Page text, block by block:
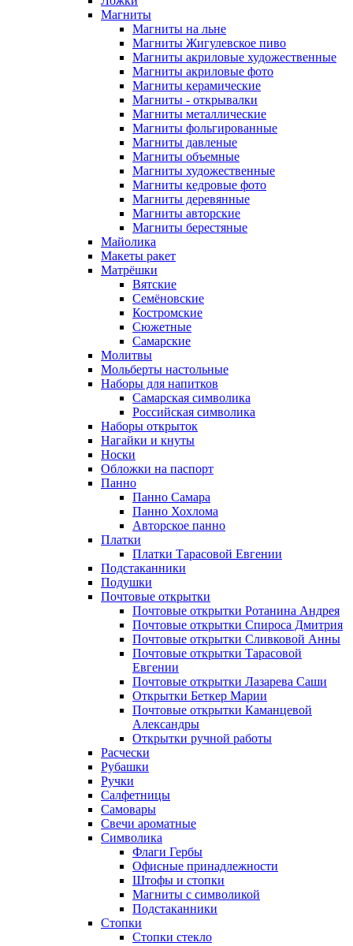
Магниты
Магниты на льне
Магниты Жигулевское пиво
Магниты акриловые художественные
Магниты акриловые фото
Магниты керамические
Магниты - открывалки
Магниты металлические
Магниты фольгированные
Магниты давленые
Магниты объемные
Магниты художественные
Магниты кедровые фото
Магниты деревянные
Магниты авторские
Магниты берестяные
Майолика
Макеты ракет
Матрёшки
Вятские
Семёновские
Костромские
Сюжетные
Самарские
Молитвы
Мольберты настольные
Наборы для напитков
Самарская символика
Российская символика
Наборы открыток
Нагайки и кнуты
Носки
Обложки на паспорт
Панно
Панно Самара
Панно Хохлома
Авторское панно
Платки
Платки Тарасовой Евгении
Подстаканники
Подушки
Почтовые открытки
Почтовые открытки Ротанина Андрея
Почтовые открытки Спироса Дмитрия
Почтовые открытки Сливковой Анны
Почтовые открытки Тарасовой
Евгении
Почтовые открытки Лазарева Саши
Открытки Беткер Марии
Почтовые открытки Каманцевой
Александры
Открытки ручной работы
Расчески
Рубашки
Ручки
Салфетницы
Самовары
Свечи ароматные
Символика
Флаги Гербы
Офисные принадлежности
Штофы и стопки
Магниты с символикой
Подстаканники
Стопки
Стопки стекло